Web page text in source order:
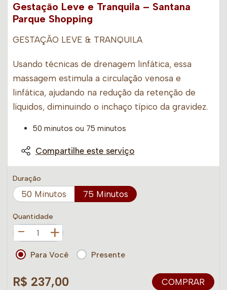
Gestação Leve e Tranquila – Santana
Parque Shopping
GESTAÇÃO LEVE & TRANQUILA
Usando técnicas de drenagem linfática, essa
massagem estimula a circulação venosa e
linfática, ajudando na redução da retenção de
líquidos, diminuindo o inchaço típico da gravidez.
50 minutos ou 75 minutos
Compartilhe este serviço
Duração
50 Minutos 75 Minutos
Quantidade
+
Para Você Presente
R$ 237,00 COMPRAR